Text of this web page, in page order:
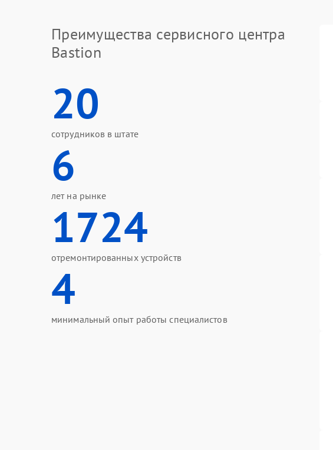
Преимущества сервисного центра
Bastion
20
сотрудников в штате
6
лет на рынке
1724
отремонтированных устройств
4
минимальный опыт работы специалистов